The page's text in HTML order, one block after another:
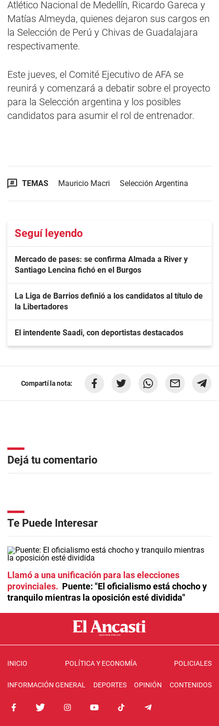
Atlético Nacional de Medellín, Ricardo Gareca y
Matías Almeyda, quienes dejaron sus cargos en
la Selección de Perú y Chivas de Guadalajara
respectivamente.
Este jueves, el Comité Ejecutivo de AFA se
reunirá y comenzará a debatir sobre el proyecto
para la Selección argentina y los posibles
candidatos para asumir el rol de entrenador.
TEMAS Mauricio Macri Selección Argentina
Seguí leyendo
Mercado de pases: se confirma Almada a River y
Santiago Lencina fichó en el Burgos
La Liga de Barrios definió a los candidatos al título de
la Libertadores
El intendente Saadi, con deportistas destacados
Compartí la nota:
Dejá tu comentario
Te Puede Interesar
Llamó a una unificación para las elecciones
provinciales
Puente: "El oficialismo está chocho y
tranquilo mientras la oposición esté dividida"
INICIO POLÍTICA Y ECONOMÍA POLICIALES
INFORMACIÓN GENERAL DEPORTES OPINIÓN CONTENIDOS